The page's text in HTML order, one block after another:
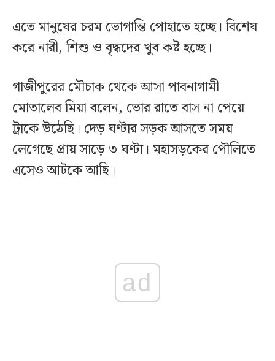
এতে মানুষের চরম ভোগান্তি পোহাতে হচ্ছে। বিশেষ
করে নারী, শিশু ও বৃদ্ধদের খুব কষ্ট হচ্ছে।
গাজীপুরের মৌচাক থেকে আসা পাবনাগামী
মোতালেব মিয়া বলেন, ভোর রাতে বাস না পেয়ে
ট্রাকে উঠেছি। দেড় ঘণ্টার সড়ক আসতে সময়
লেগেছে প্রায় সাড়ে ৩ ঘণ্টা। মহাসড়কের পৌলিতে
এসেও আটকে আছি।
ad